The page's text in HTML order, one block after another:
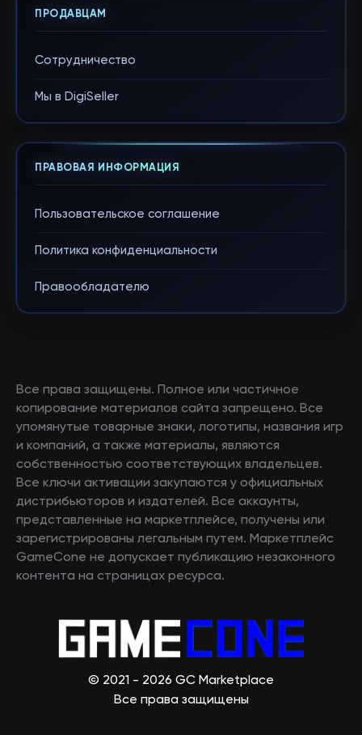
ПРОДАВЦАМ
Сотрудничество
Мы в DigiSeller
ПРАВОВАЯ ИНФОРМАЦИЯ
Пользовательское соглашение
Политика конфиденциальности
Правообладателю
Все права защищены. Полное или частичное
копирование материалов сайта запрещено. Все
упомянутые товарные знаки, логотипы, названия игр
и компаний, а также материалы, являются
собственностью соответствующих владельцев.
Все ключи активации закупаются у официальных
дистрибьюторов и издателей. Все аккаунты,
представленные на маркетплейсе, получены или
зарегистрированы легальным путем. Маркетплейс
GameCone не допускает публикацию незаконного
контента на страницах ресурса.
© 2021 - 2026 GC Marketplace
Все права защищены